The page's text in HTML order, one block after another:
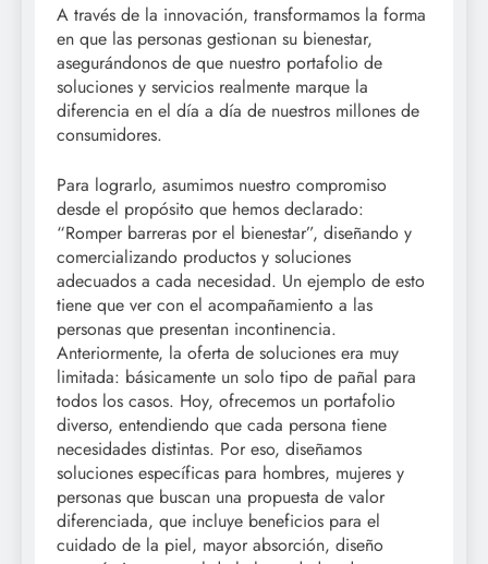
A través de la innovación, transformamos la forma
en que las personas gestionan su bienestar,
asegurándonos de que nuestro portafolio de
soluciones y servicios realmente marque la
diferencia en el día a día de nuestros millones de
consumidores.
Para lograrlo, asumimos nuestro compromiso
desde el propósito que hemos declarado:
“Romper barreras por el bienestar”, diseñando y
comercializando productos y soluciones
adecuados a cada necesidad. Un ejemplo de esto
tiene que ver con el acompañamiento a las
personas que presentan incontinencia.
Anteriormente, la oferta de soluciones era muy
limitada: básicamente un solo tipo de pañal para
todos los casos. Hoy, ofrecemos un portafolio
diverso, entendiendo que cada persona tiene
necesidades distintas. Por eso, diseñamos
soluciones específicas para hombres, mujeres y
personas que buscan una propuesta de valor
diferenciada, que incluye beneficios para el
cuidado de la piel, mayor absorción, diseño